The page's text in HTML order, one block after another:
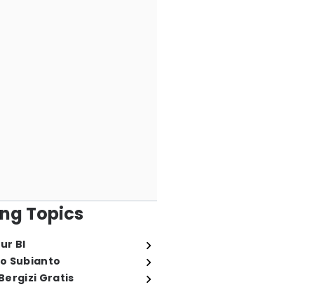
Topics
BI
Subianto
Gratis